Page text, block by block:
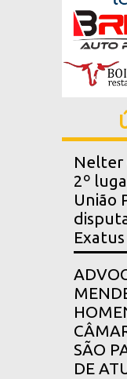
Nelter
2º
União
Exatus
SÃO
DE